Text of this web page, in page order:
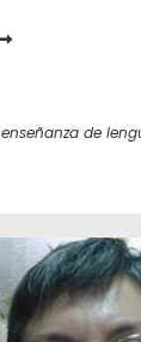
enseñanza de